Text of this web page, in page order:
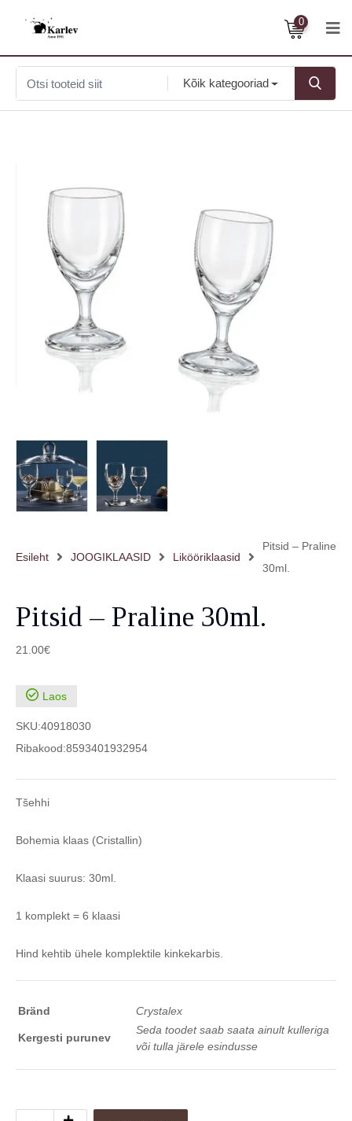
0
Kõik kategooriad
Esileht JOOGIKLAASID Likööriklaasid
Pitsid – Praline
30ml.
Pitsid – Praline 30ml.
21.00€
Laos
SKU:40918030
Ribakood:8593401932954
Tšehhi
Bohemia klaas (Cristallin)
Klaasi suurus: 30ml.
1 komplekt = 6 klaasi
Hind kehtib ühele komplektile kinkekarbis.
Bränd Crystalex
Kergesti purunev
Seda toodet saab saata ainult kulleriga
või tulla järele esindusse